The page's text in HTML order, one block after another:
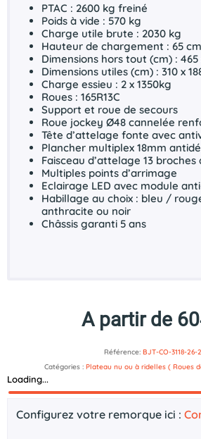
PTAC : 2600 kg freiné
Poids à vide : 570 kg
Charge utile brute : 2030 kg
Hauteur de chargement : 65 cm
Dimensions hors tout (cm) : 465
Dimensions utiles (cm) : 310 x
Charge essieu : 2 x 1350kg
Roues : 165R13C
Support et roue de secours
Roue jockey Ø48 cannelée
Tête d’attelage fonte avec
Plancher multiplex 18mm
Faisceau d’attelage 13
Multiples points d’arrimage
Eclairage LED avec module
Habillage au choix : bleu /
anthracite ou noir
Châssis garanti 5 ans
A partir de
Référence: BJT-CO-3118-26-
Catégories : Plateau nu ou à ridelles ( Roues
Loading...
Description
Configurez votre remorque ici :